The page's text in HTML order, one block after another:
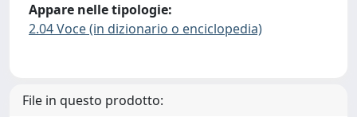
Appare nelle tipologie:
2.04 Voce (in dizionario o enciclopedia)
File in questo prodotto: